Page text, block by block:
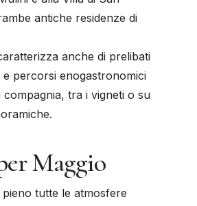
antiche residenze di
anche di prelibati
e percorsi enogastronomici
compagnia, tra i vigneti o su
Maggio
tutte le atmosfere